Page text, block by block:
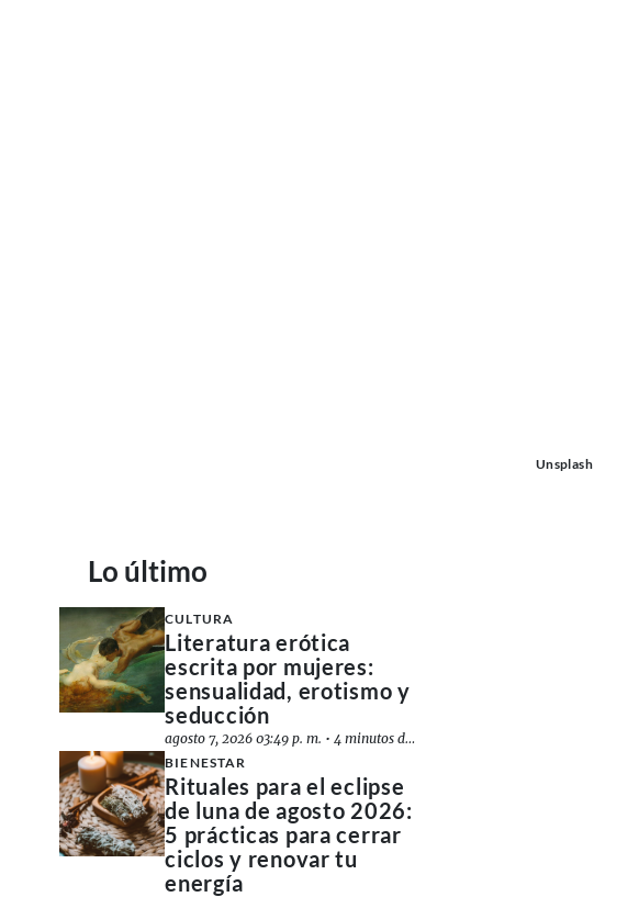
Unsplash
Lo último
CULTURA
Literatura erótica
escrita por mujeres:
sensualidad, erotismo y
seducción
agosto 7, 2026 03:49 p. m. •4 minutos de lectura
BIENESTAR
Rituales para el eclipse
de luna de agosto 2026:
5 prácticas para cerrar
ciclos y renovar tu
energía